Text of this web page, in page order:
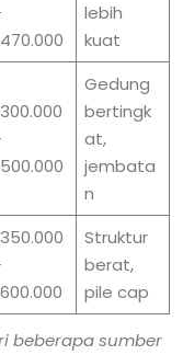
lebih
kuat
Gedung
bertingk
at,
jembata
n
Struktur
berat,
pile cap
beberapa sumber